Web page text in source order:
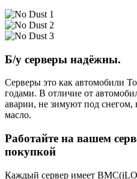
Б/у серверы надёжны.
Серверы это как автомобили
годами. В отличие от
аварии, не зимуют под снегом,
масло.
Работайте на вашем
покупкой
Каждый сервер имеет